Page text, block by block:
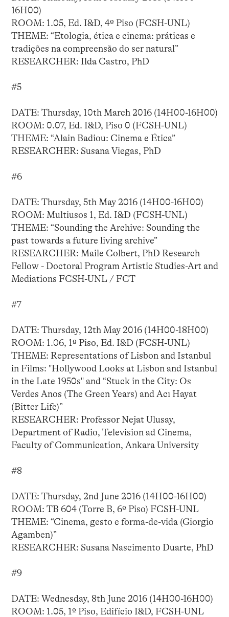
16H00)
ROOM: 1.05, Ed. I&D, 4º Piso (FCSH-UNL)
THEME: “Etologia, ética e cinema: práticas e
tradições na compreensão do ser natural”
RESEARCHER: Ilda Castro, PhD
#5
DATE: Thursday, 10th March 2016 (14H00-16H00)
ROOM: 0.07, Ed. I&D, Piso 0 (FCSH-UNL)
THEME: “Alain Badiou: Cinema e Ética”
RESEARCHER: Susana Viegas, PhD
#6
DATE: Thursday, 5th May 2016 (14H00-16H00)
ROOM: Multiusos 1, Ed. I&D (FCSH-UNL)
THEME: “Sounding the Archive: Sounding the
past towards a future living archive”
RESEARCHER: Maile Colbert, PhD Research
Fellow - Doctoral Program Artistic Studies-Art and
Mediations FCSH-UNL / FCT
#7
DATE: Thursday, 12th May 2016 (14H00-18H00)
ROOM: 1.06, 1º Piso, Ed. I&D (FCSH-UNL)
THEME: Representations of Lisbon and Istanbul
in Films: "Hollywood Looks at Lisbon and Istanbul
in the Late 1950s" and “Stuck in the City: Os
Verdes Anos (The Green Years) and Acı Hayat
(Bitter Life)”
RESEARCHER: Professor Nejat Ulusay,
Department of Radio, Television ad Cinema,
Faculty of Communication, Ankara University
#8
DATE: Thursday, 2nd June 2016 (14H00-16H00)
ROOM: TB 604 (Torre B, 6º Piso) FCSH-UNL
THEME: “Cinema, gesto e forma-de-vida (Giorgio
Agamben)”
RESEARCHER: Susana Nascimento Duarte, PhD
#9
DATE: Wednesday, 8th June 2016 (14H00-16H00)
ROOM: 1.05, 1º Piso, Edifício I&D, FCSH-UNL